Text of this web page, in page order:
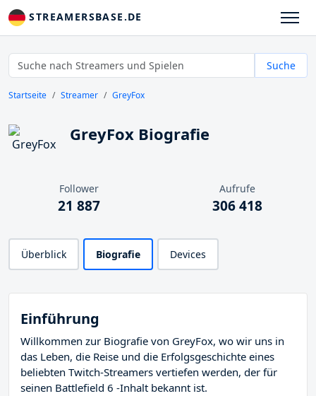
STREAMERSBASE.DE
Suche
Startseite Streamer GreyFox
GreyFox Biografie
Follower
21 887
Aufrufe
306 418
Überblick Biografie Devices
Einführung
Willkommen zur Biografie von GreyFox, wo wir uns in
das Leben, die Reise und die Erfolgsgeschichte eines
beliebten Twitch-Streamers vertiefen werden, der für
seinen Battlefield 6 -Inhalt bekannt ist.